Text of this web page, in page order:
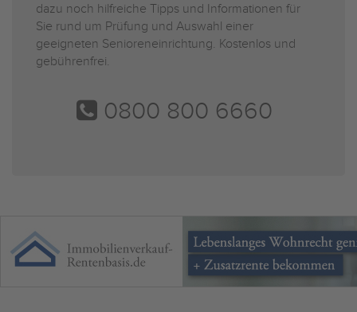
dazu noch hilfreiche Tipps und Informationen für
Sie rund um Prüfung und Auswahl einer
geeigneten Senioreneinrichtung. Kostenlos und
gebührenfrei.
0800 800 6660